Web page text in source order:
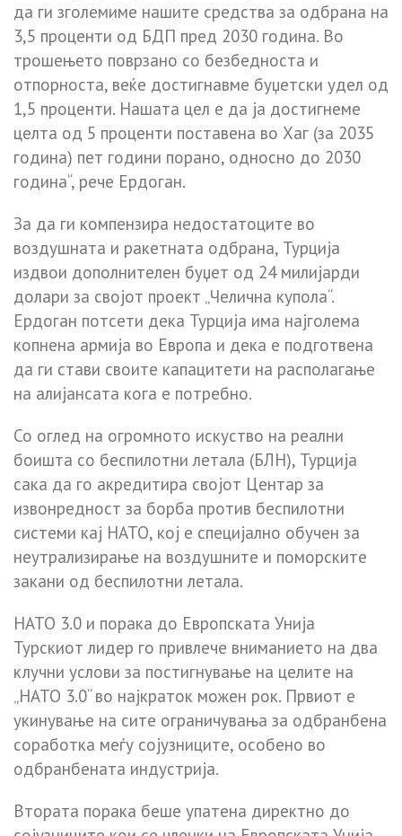
да ги зголемиме нашите средства за одбрана на
3,5 проценти од БДП пред 2030 година. Во
трошењето поврзано со безбедноста и
отпорноста, веќе достигнавме буџетски удел од
1,5 проценти. Нашата цел е да ја достигнеме
целта од 5 проценти поставена во Хаг (за 2035
година) пет години порано, односно до 2030
година“, рече Ердоган.
За да ги компензира недостатоците во
воздушната и ракетната одбрана, Турција
издвои дополнителен буџет од 24 милијарди
долари за својот проект „Челична купола“.
Ердоган потсети дека Турција има најголема
копнена армија во Европа и дека е подготвена
да ги стави своите капацитети на располагање
на алијансата кога е потребно.
Со оглед на огромното искуство на реални
боишта со беспилотни летала (БЛН), Турција
сака да го акредитира својот Центар за
извонредност за борба против беспилотни
системи кај НАТО, кој е специјално обучен за
неутрализирање на воздушните и поморските
закани од беспилотни летала.
НАТО 3.0 и порака до Европската Унија
Турскиот лидер го привлече вниманието на два
клучни услови за постигнување на целите на
„НАТО 3.0“ во најкраток можен рок. Првиот е
укинување на сите ограничувања за одбранбена
соработка меѓу сојузниците, особено во
одбранбената индустрија.
Втората порака беше упатена директно до